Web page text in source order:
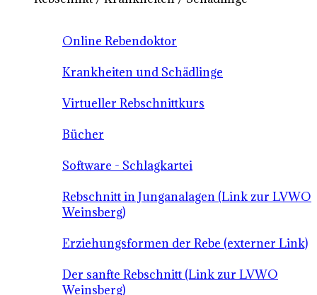
Online Rebendoktor
Krankheiten und Schädlinge
Virtueller Rebschnittkurs
Bücher
Software - Schlagkartei
Rebschnitt in Junganalagen (Link zur LVWO
Weinsberg)
Erziehungsformen der Rebe (externer Link)
Der sanfte Rebschnitt (Link zur LVWO
Weinsberg)